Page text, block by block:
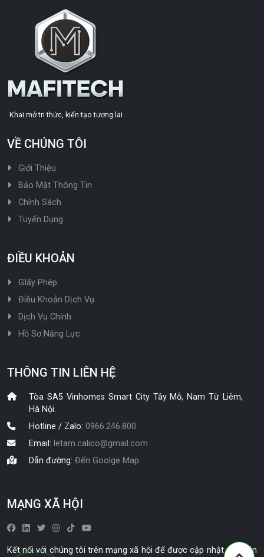
Khai mở tri thức, kiến tạo tương lai
VỀ CHÚNG TÔI
Giới Thiệu
Bảo Mật Thông Tin
Chính Sách
Tuyển Dụng
ĐIỀU KHOẢN
GIấy Phép
Điều Khoản Dịch Vụ
Dịch Vụ Chính
Hồ Sơ Năng Lực
THÔNG TIN LIÊN HỆ
Tòa SA5 Vinhomes Smart City Tây Mỗ, Nam Từ Liêm,
Hà Nội.
Hotline / Zalo:0966.246.800
Email: letam.calico@gmail.com
Dẫn đường:Đến Goolge Map
MẠNG XÃ HỘI
Kết nối với chúng tôi trên mạng xã hội để được cập nhật các bản